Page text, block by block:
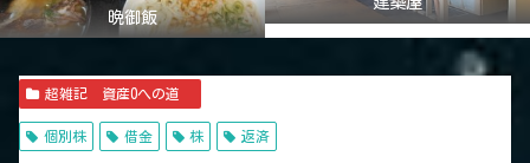
晩御飯
超雑記 資産0への道
個別株 借金 株 返済